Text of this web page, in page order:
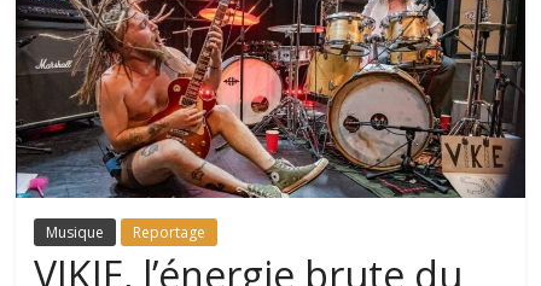
Musique Reportage
VIKIE, l’énergie brute du